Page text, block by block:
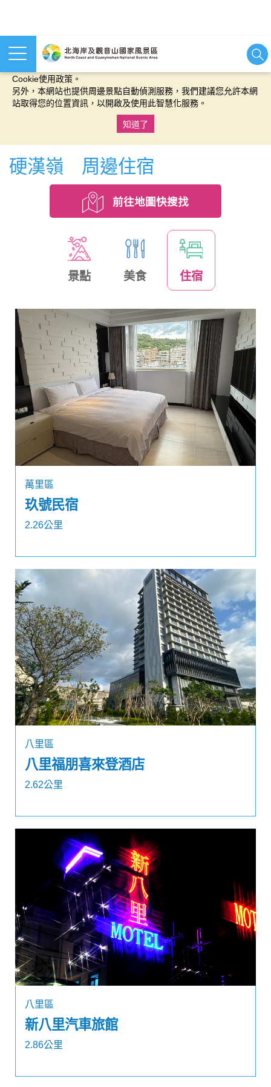
本網站使用cookies等相關技術以持續優化網站服務，並有助於為
Cookie使用政策。
另外，本網站也提供周邊景點自動偵測服務，我們建議您允許本網
站取得您的位置資訊，以開啟及使用此智慧化服務。
知道了
硬漢嶺 周邊住宿
前往地圖快搜找
景點 美食 住宿
萬里區
玖號民宿
2.26公里
八里區
八里福朋喜來登酒店
2.62公里
八里區
新八里汽車旅館
2.86公里